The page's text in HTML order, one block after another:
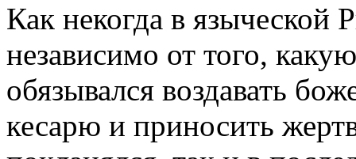
Как некогда в
независимо от того,
обязывался воздавать
кесарю и приносить